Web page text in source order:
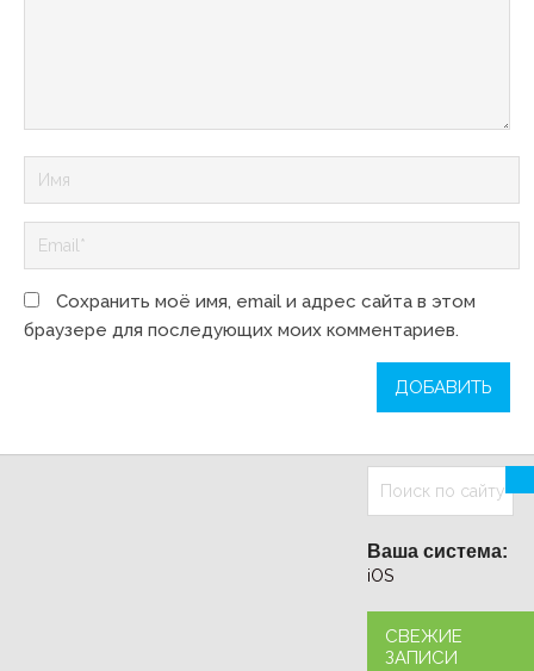
Сохранить моё имя, email и адрес сайта в этом
браузере для последующих моих комментариев.
Ваша система:
iOS
СВЕЖИЕ
ЗАПИСИ